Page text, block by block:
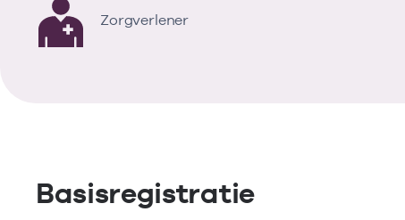
Zorgverlener
Basisregistratie